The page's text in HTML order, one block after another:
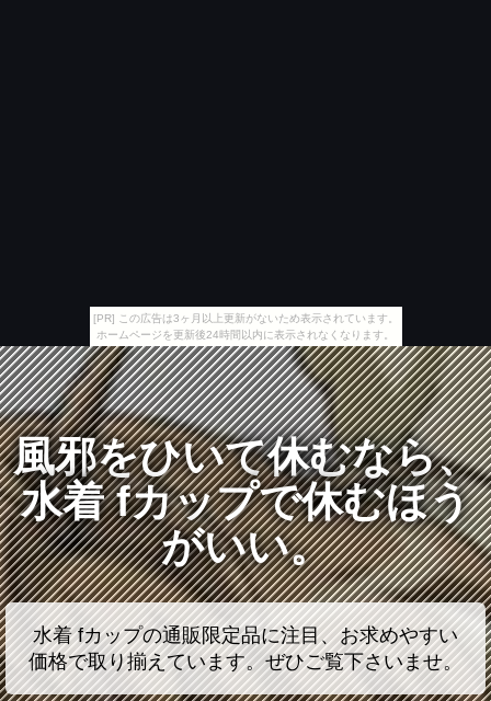
[PR] この広告は3ヶ月以上更新がないため表示されています。
ホームページを更新後24時間以内に表示されなくなります。
風邪をひいて休むなら、
水着 fカップで休むほう
がいい。
水着 fカップの通販限定品に注目、お求めやすい
価格で取り揃えています。ぜひご覧下さいませ。